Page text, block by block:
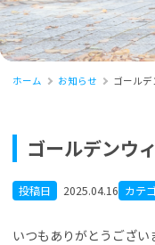
ホーム お知らせ ゴール
ゴールデンウ
投稿日 2025.04.16 カテ
いつもありがとうござい